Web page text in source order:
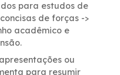
para estudos de
de forças ->
acadêmico e
ou
para resumir